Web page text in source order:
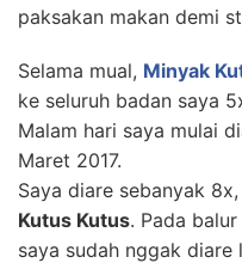
paksakan makan demi
Selama mual, Minyak
ke seluruh badan saya
Malam hari saya mulai
Maret 2017.
Saya diare sebanyak
Kutus Kutus. Pada
saya sudah nggak diare